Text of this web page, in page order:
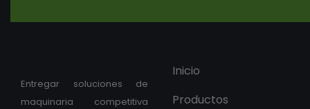
Entregar soluciones de
maquinaria competitiva
Inicio
Productos